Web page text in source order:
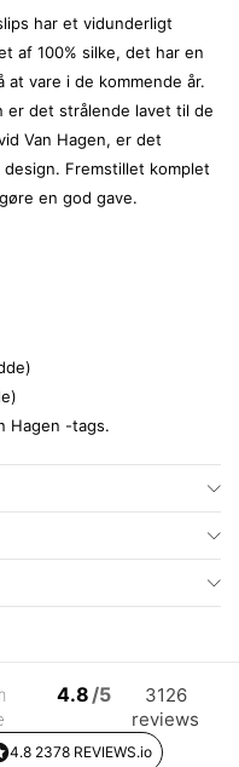
har et vidunderligt
af 100% silke, det har en
vare i de kommende år.
er det strålende lavet til de
Van Hagen, er det
Fremstillet komplet
en god gave.
Hagen -tags.
4.8/5
3126
reviews
4.8 2378 REVIEWS.io